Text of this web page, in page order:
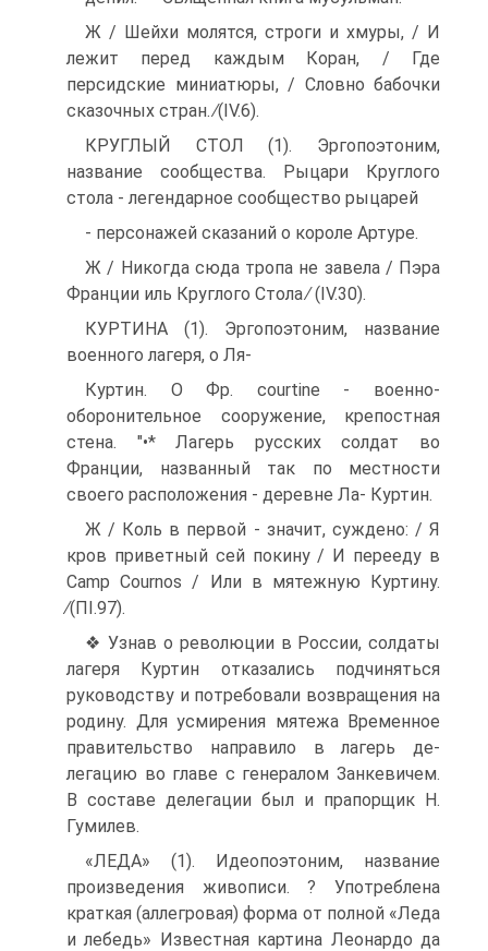
Ж / Шейхи молятся, строги и хмуры, / И
лежит перед каждым Коран, / Где
персидские миниатюры, / Словно бабочки
сказочных стран. ∕(IV.6).
КРУГЛЫЙ СТОЛ (1). Эргопоэтоним,
название сообщества. Рыцари Круглого
стола - легендарное сообщество рыцарей
- персонажей сказаний о короле Артуре.
Ж / Никогда сюда тропа не завела / Пэра
Франции иль Круглого Стола ∕ (IV.30).
КУРТИНА (1). Эргопоэтоним, название
военного лагеря, о Ля-
Куртин. О Фр. courtine - военно-
оборонительное сооружение, крепостная
стена. "•* Лагерь русских солдат во
Франции, на­званный так по местности
своего расположения - деревне Ла- Куртин.
Ж / Коль в первой - значит, суждено: / Я
кров приветный сей покину / И перееду в
Camp Cournos / Или в мятежную Куртину.
∕(ΠI.97).
❖ Узнав о революции в России, солдаты
лагеря Куртин отказались подчиняться
руководству и потребовали возвращения на
родину. Для усмирения мятежа Временное
правительство направило в лагерь де­
легацию во главе с генералом Занкевичем.
В составе делегации был и прапорщик Н.
Гумилев.
«ЛЕДА» (1). Идеопоэтоним, название
произведения живописи. ? Употреблена
краткая (аллегровая) форма от полной «Леда
и лебедь» Известная картина Леонардо да